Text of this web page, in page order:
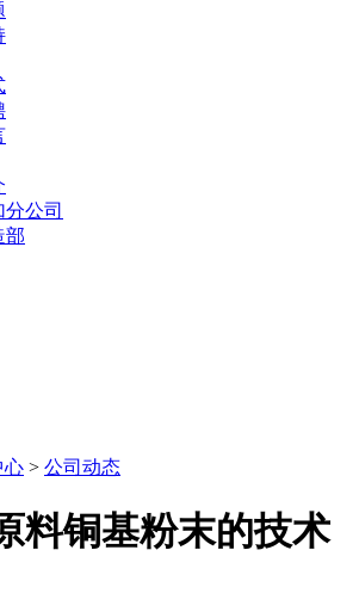
公司
部
心 > 公司动态
料铜基粉末的技术